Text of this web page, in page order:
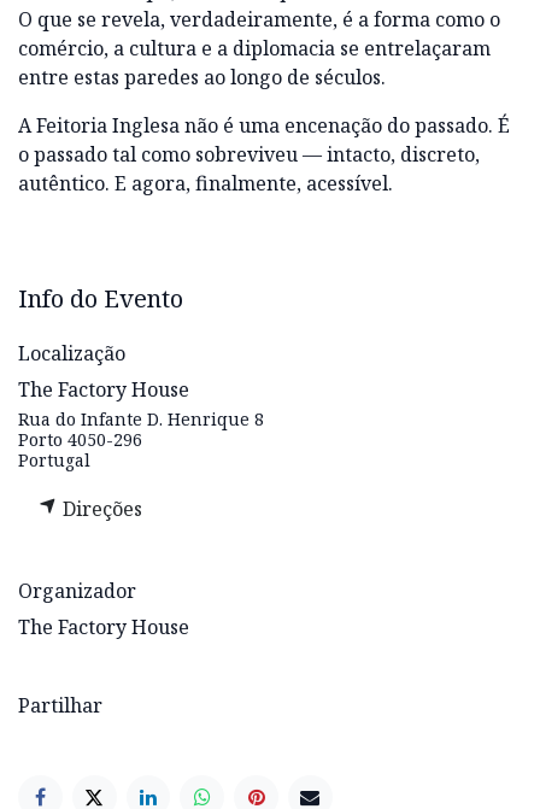
O que se revela, verdadeiramente, é a forma como o
comércio, a cultura e a diplomacia se entrelaçaram
entre estas paredes ao longo de séculos.
A Feitoria Inglesa não é uma encenação do passado. É
o passado tal como sobreviveu — intacto, discreto,
autêntico. E agora, finalmente, acessível.
Info do Evento
Localização
The Factory House
Rua do Infante D. Henrique 8
Porto 4050-296
Portugal
Direções
Organizador
The Factory House
Partilhar